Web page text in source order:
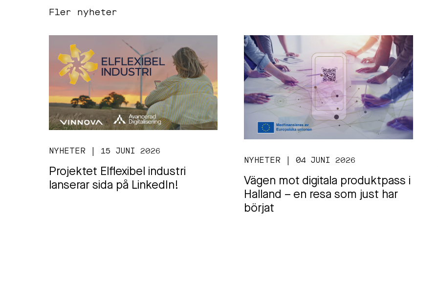
Fler nyheter
NYHETER | 15 JUNI 2026
Projektet Elflexibel industri
lanserar sida på LinkedIn!
NYHETER | 04 JUNI 2026
Vägen mot digitala produktpass i
Halland – en resa som just har
börjat